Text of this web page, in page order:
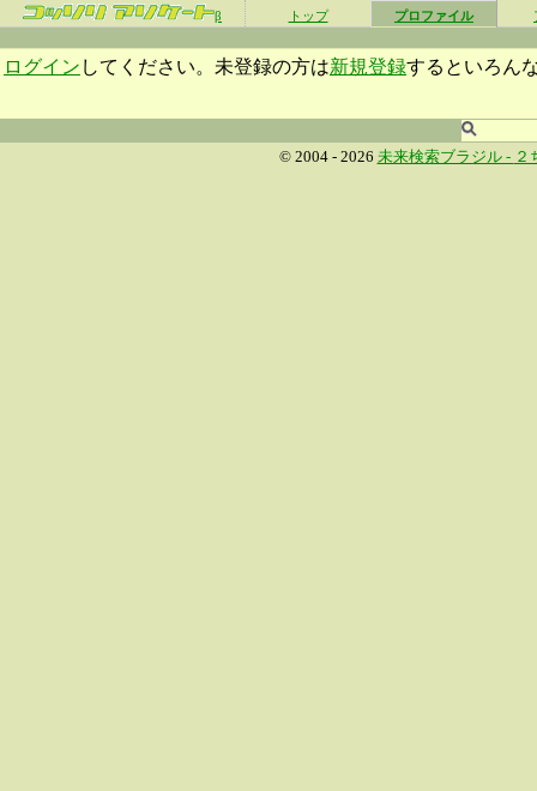
β トップ プロファイル
ログイン してください。未登録の方は新規登録するといろん
© 2004 - 2026 未来検索ブラジル - ２